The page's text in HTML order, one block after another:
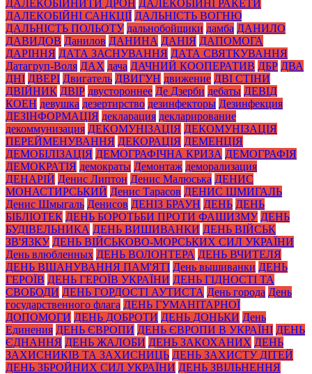
ДАЛЕКОБІЙНИТЙ ДРОН ДАЛЕКОБІЙНІ РАКЕТИ
ДАЛЕКОБІЙНІ САНКЦІЇ ДАЛЬНІСТЬ ВОГНЮ
ДАЛЬНІСТЬ ПОЛЬОТУ дальнобойщики дамба ДАНИЛО
ДАВИДОВ Данилов ДАНИНА ДАНІЯ ДАПОМОГА
ДАРІННЯ ДАТА ЗАСНУВАННЯ ДАТА СВЯТКУВАННЯ
Датагруп-Воля ДАХ дача ДАЧНИЙ КООПЕРАТИВ ДБР ДВА
ДНІ ДВЕРІ Двигатель ДВИГУН движение ДВІ СТІНИ
ДВІЙНИК ДВІР двустороннее Де Дзерби дебаты ДЕВІД
КОЕН девушка дезертирство дезинфекторы Дезинфекция
ДЕЗІНФОРМАЦІЯ декларация декларирование
декоммунизация ДЕКОМУНІЗАЦІЯ ДЕКОМУНІЗАЦІЯ
ПЕРЕЙМЕНУВАННЯ ДЕКОРАЦІЯ ДЕМЕНЦІЯ
ДЕМОБІЛІЗАЦІЯ ДЕМОГРАФІЧНА КРИЗА ДЕМОГРАФІЯ
ДЕМОКРАТІЯ демократы Демонтаж деморализация
ДЕНАРІЙ Денис Липтон Денис Малюська ДЕНИС
МОНАСТИРСЬКИЙ Денис Тарасов ДЕНИС ШМИГАЛЬ
Денис Шмыгаль Денисов ДЕНІЗ БРАУН ДЕНЬ ДЕНЬ
БІБЛІОТЕК ДЕНЬ БОРОТЬБИ ПРОТИ ФАШИЗМУ ДЕНЬ
БУДІВЕЛЬНИКА ДЕНЬ ВИШИВАНКИ ДЕНЬ ВІЙСЬК
ЗВ'ЯЗКУ ДЕНЬ ВІЙСЬКОВО-МОРСЬКИХ СИЛ УКРАЇНИ
День влюбленных ДЕНЬ ВОЛОНТЕРА ДЕНЬ ВЧИТЕЛЯ
ДЕНЬ ВШАНУВАННЯ ПАМ'ЯТІ День вышиванки ДЕНЬ
ГЕРОЇВ ДЕНЬ ГЕРОЇВ УКРАЇНИ ДЕНЬ ГІДНОСТІ ТА
СВОБОДИ ДЕНЬ ГОРДОСТІ АУТИСТА День города День
государственного флага ДЕНЬ ГУМАНІТАРНОЇ
ДОПОМОГИ ДЕНЬ ДОБРОТИ ДЕНЬ ДОНЬКИ День
Единения ДЕНЬ ЄВРОПИ ДЕНЬ ЄВРОПИ В УКРАЇНІ ДЕНЬ
ЄДНАННЯ ДЕНЬ ЖАЛОБИ ДЕНЬ ЗАКОХАНИХ ДЕНЬ
ЗАХИСНИКІВ ТА ЗАХИСНИЦЬ ДЕНЬ ЗАХИСТУ ДІТЕЙ
ДЕНЬ ЗБРОЙНИХ СИЛ УКРАЇНИ ДЕНЬ ЗВІЛЬНЕННЯ